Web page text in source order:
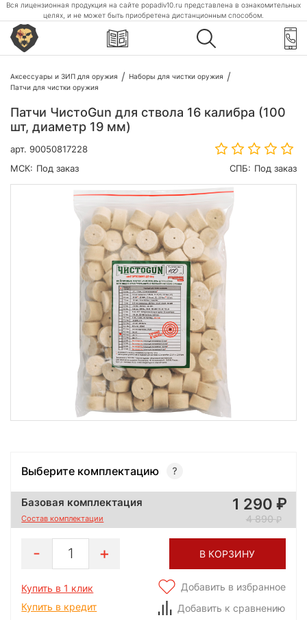
Вся лицензионная продукция на сайте popadiv10.ru представлена в ознакомительных
целях, и не может быть приобретена дистанционным способом.
Аксессуары и ЗИП для оружия
Наборы для чистки оружия
Патчи для чистки оружия
Патчи ЧистоGun для ствола 16 калибра (100
шт, диаметр 19 мм)
арт. 90050817228
МСК: Под заказ СПБ: Под заказ
Выберите комплектацию
Базовая комплектация
Состав комплектации
1 290
4 890
1 В КОРЗИНУ
Купить в 1 клик
Купить в кредит
Добавить в избранное
Добавить к сравнению